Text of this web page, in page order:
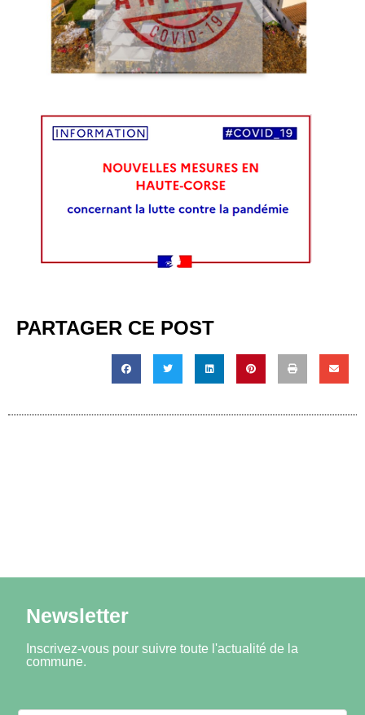
PARTAGER CE POST
Newsletter
Inscrivez-vous pour suivre toute l'actualité de la
commune.